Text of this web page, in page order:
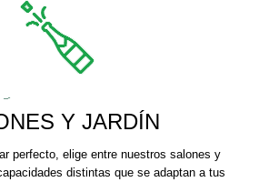
Y JARDÍN
perfecto, elige entre nuestros salones y
distintas que se adaptan a tus